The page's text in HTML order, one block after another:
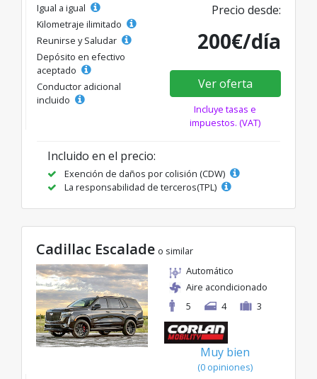
Igual a igual
Kilometraje ilimitado
Reunirse y Saludar
Depósito en efectivo
aceptado
Conductor adicional
incluido
Precio desde:
200€/día
Ver oferta
Incluye tasas e
impuestos. (VAT)
Incluido en el precio:
Exención de daños por colisión (CDW)
La responsabilidad de terceros(TPL)
Cadillac Escalade o similar
Automático
Aire acondicionado
5
4 3
Muy bien
(0 opiniones)